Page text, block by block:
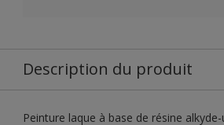
Description du produit
Peinture laque à base de résine